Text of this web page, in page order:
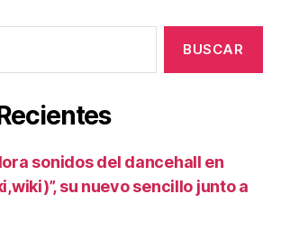
sonidos del dancehall en
su nuevo sencillo junto a